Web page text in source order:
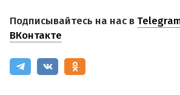
Подписывайтесь на нас в
ВКонтакте